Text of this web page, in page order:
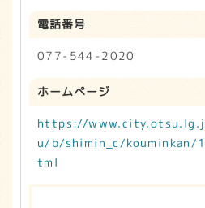
電話番号
077-544-2020
ホームページ
https://
u/b/shimin_c/kouminkan/
tml